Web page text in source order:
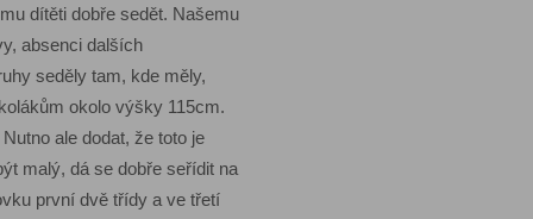
dítěti dobře sedět. Našemu
absenci dalších
seděly tam, kde měly,
okolo výšky 115cm.
ale dodat, že toto je
malý, dá se dobře seřídit na
první dvě třídy a ve třetí